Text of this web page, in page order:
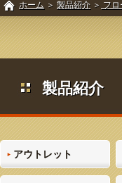
ホーム ＞ 製品紹介 ＞ フロ
製品紹介
アウトレット